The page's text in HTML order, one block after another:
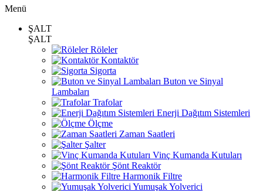
Menü
ŞALT
ŞALT
Röleler
Kontaktör
Sigorta
Buton ve Sinyal
Lambaları
Trafolar
Enerji Dağıtım Sistemleri
Ölçme
Zaman Saatleri
Şalter
Vinç Kumanda Kutuları
Şönt Reaktör
Harmonik Filtre
Yumuşak Yolverici